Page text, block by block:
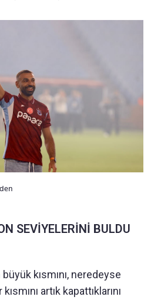
SEVİYELERİNİ BULDU
kısmını, neredeyse
artık kapattıklarını